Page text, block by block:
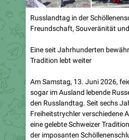
Freundschaft, Souveränität
Eine seit Jahrhunderten
Am Samstag, 13. Juni 2026,
den Russlandtag. Seit sechs
Freiheitstrychler verschiedene
eine gelebte Schweizer
der imposanten
historischen Teufelsbrücke,
Suworow-Denkmal. Russen